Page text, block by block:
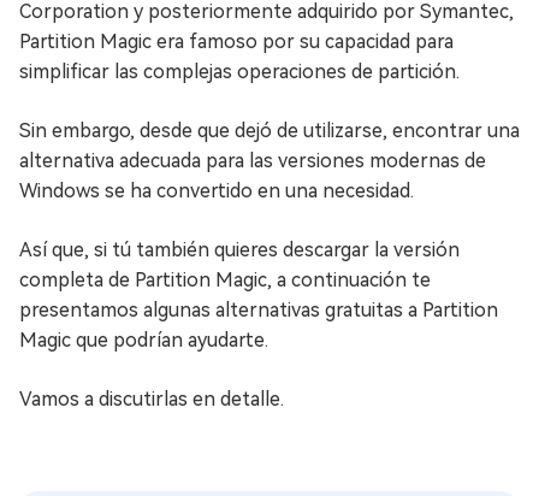
Corporation y posteriormente adquirido por Symantec,
Partition Magic era famoso por su capacidad para
simplificar las complejas operaciones de partición.
Sin embargo, desde que dejó de utilizarse, encontrar una
alternativa adecuada para las versiones modernas de
Windows se ha convertido en una necesidad.
Así que, si tú también quieres descargar la versión
completa de Partition Magic, a continuación te
presentamos algunas alternativas gratuitas a Partition
Magic que podrían ayudarte.
Vamos a discutirlas en detalle.